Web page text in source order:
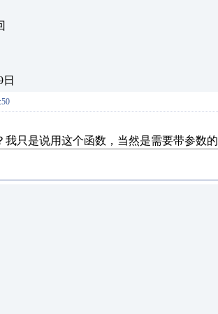
我只是说用这个函数，当然是需要带参数的